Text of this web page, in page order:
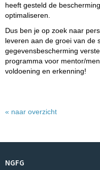
heeft gesteld de
optimaliseren.
Dus ben je op zoek naar
leveren aan de groei van de
gegevensbescherming
programma voor mentor/
voldoening en erkenning!
« naar overzicht
NGFG